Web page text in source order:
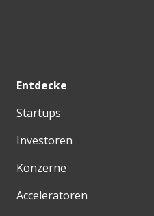
Entdecke
Startups
Investoren
Konzerne
Acceleratoren